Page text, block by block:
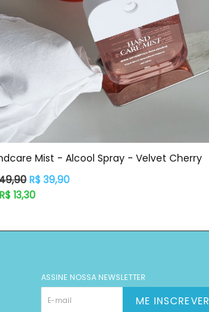
Mist - Alcool Spray - Velvet Cherry
R$ 39,90
13,30
ASSINE NOSSA NEWSLETTER
ME INSCREVER